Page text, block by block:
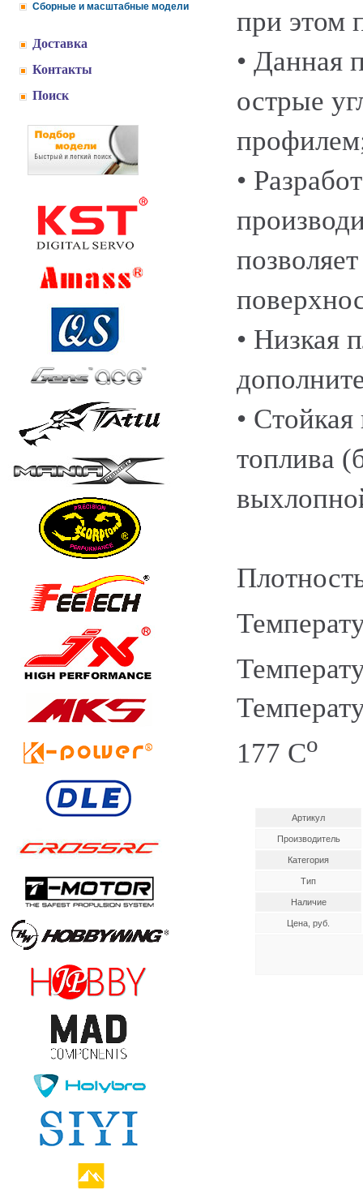
Сборные и масштабные модели
Доставка
Контакты
Поиск
при этом
• Данная
острые
•
• Низкая
•
топлива
177 Co
Артикул
Производитель
Категория
Тип
Наличие
Цена, руб.